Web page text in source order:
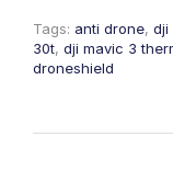
Tags: anti drone, dji
30t, dji mavic 3
droneshield